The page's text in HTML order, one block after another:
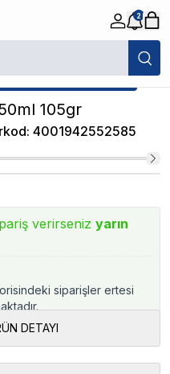
2
Sera yetkili satıcısıdır.
105gr
: 4001942552585
verirseniz yarın
siparişler ertesi
DETAYI